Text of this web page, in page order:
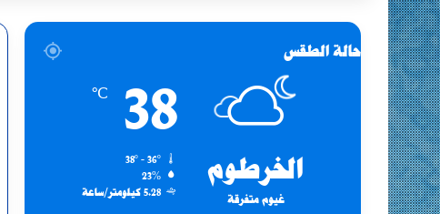
حالة الطقس
الخرطوم
غيوم متفرقة
38
℃
23%
5.28 كيلومتر/ساعة